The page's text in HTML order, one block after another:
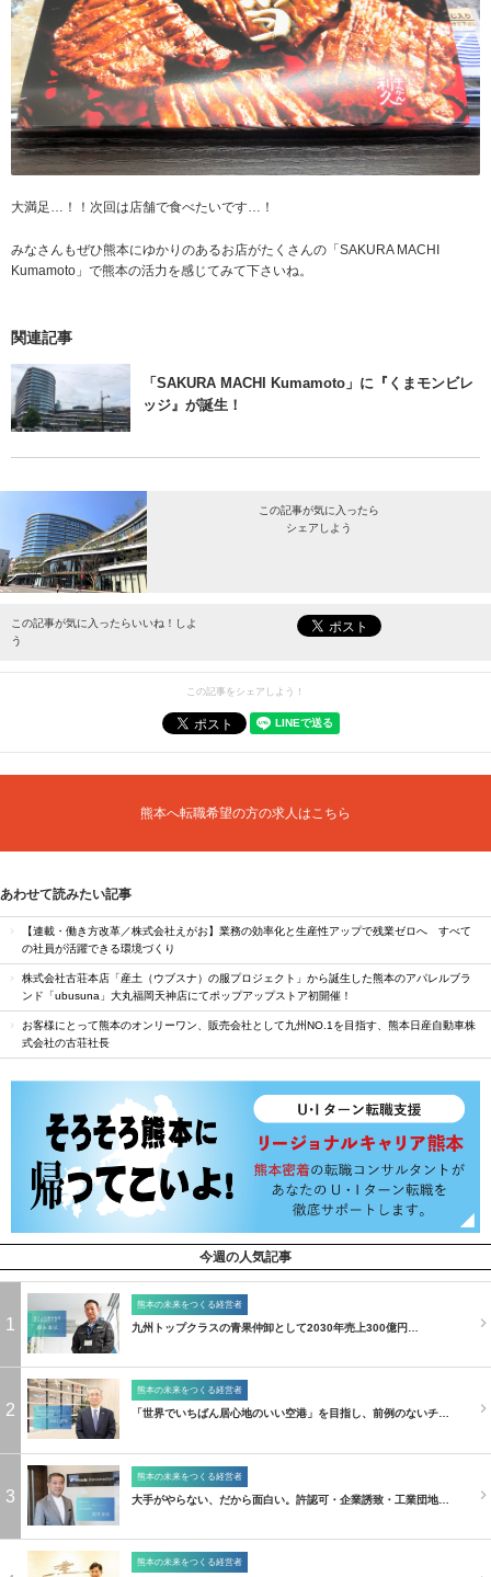
大満足…！！次回は店舗で食べたいです…！
みなさんもぜひ熊本にゆかりのあるお店がたくさんの「SAKURA MACHI
Kumamoto」で熊本の活力を感じてみて下さいね。
関連記事
「SAKURA MACHI Kumamoto」に『くまモンビレ
ッジ』が誕生！
この記事が気に入ったら
シェアしよう
最新情報をお届けします。
この記事が気に入ったらいいね！しよ
う
この記事をシェアしよう！
熊本へ転職希望の方の求人はこちら
あわせて読みたい記事
【連載・働き方改革／株式会社えがお】業務の効率化と生産性アップで残業ゼロへ すべて
の社員が活躍できる環境づくり
株式会社古荘本店「産土（ウブスナ）の服プロジェクト」から誕生した熊本のアパレルブラ
ンド「ubusuna」大丸福岡天神店にてポップアップストア初開催！
お客様にとって熊本のオンリーワン、販売会社として九州NO.1を目指す、熊本日産自動車株
式会社の古荘社長
今週の人気記事
1
熊本の未来をつくる経営者
九州トップクラスの青果仲卸として2030年売上300億円…
2
熊本の未来をつくる経営者
「世界でいちばん居心地のいい空港」を目指し、前例のないチ…
3
熊本の未来をつくる経営者
大手がやらない、だから面白い。許認可・企業誘致・工業団地…
熊本の未来をつくる経営者